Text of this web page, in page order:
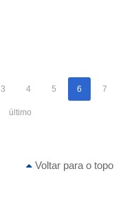
3 4 5 6 7
último
Voltar para o topo